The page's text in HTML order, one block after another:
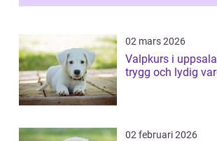
02 mars 2026
Valpkurs i uppsala grunden för en
trygg och lydig
02 februari 2026